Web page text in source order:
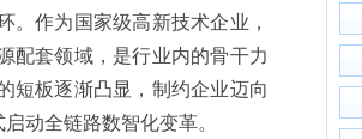
。作为国家级高新技术企业，
配套领域，是行业内的骨干力
短板逐渐凸显，制约企业迈向
动全链路数智化变革。